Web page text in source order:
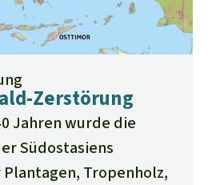
Zerstörung
Jahren wurde die
Südostasiens
Tropenholz,